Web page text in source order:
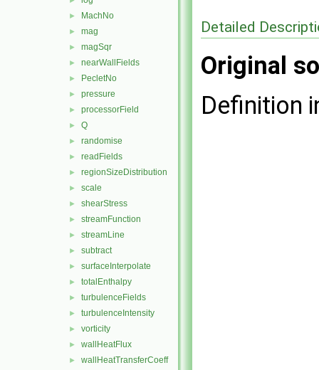
► MachNo
► mag
► magSqr
► nearWallFields
► PecletNo
► pressure
► processorField
► Q
► randomise
► readFields
► regionSizeDistribution
► scale
► shearStress
► streamFunction
► streamLine
► subtract
► surfaceInterpolate
► totalEnthalpy
► turbulenceFields
► turbulenceIntensity
► vorticity
► wallHeatFlux
► wallHeatTransferCoeff
Detailed
Original
Definition